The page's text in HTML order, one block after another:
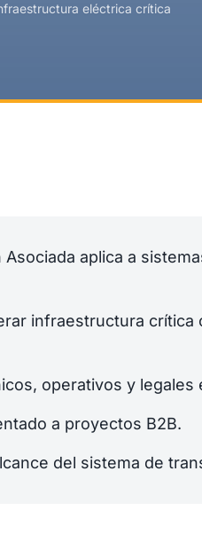
eléctrica crítica
aplica a
infraestructura crítica
operativos y legales
a proyectos B2B.
del sistema de